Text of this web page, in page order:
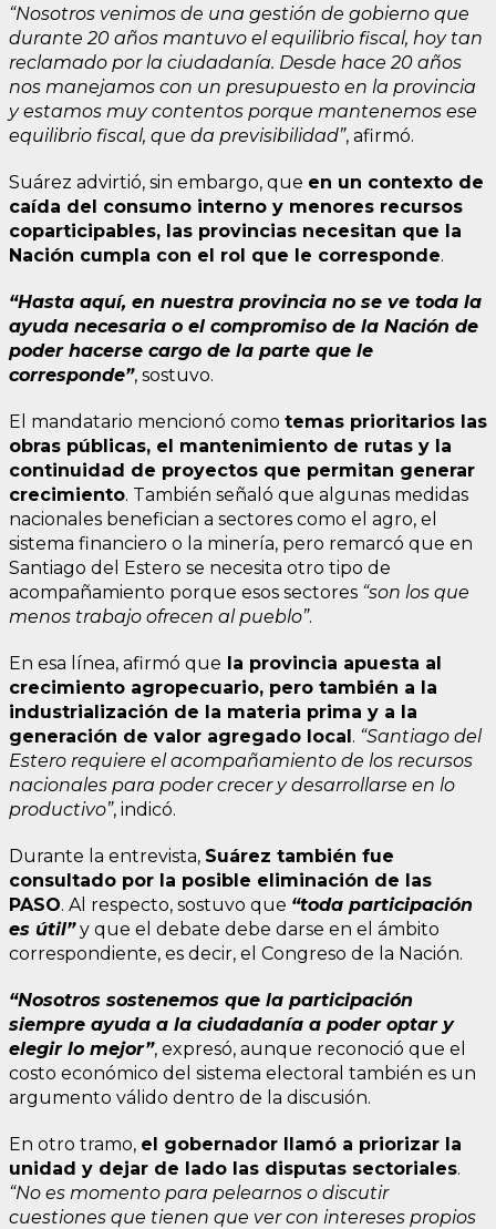
“Nosotros venimos de una gestión de gobierno que
durante 20 años mantuvo el equilibrio fiscal, hoy tan
reclamado por la ciudadanía. Desde hace 20 años
nos manejamos con un presupuesto en la provincia
y estamos muy contentos porque mantenemos ese
equilibrio fiscal, que da previsibilidad”, afirmó.
Suárez advirtió, sin embargo, que en un contexto de
caída del consumo interno y menores recursos
coparticipables, las provincias necesitan que la
Nación cumpla con el rol que le corresponde.
“Hasta aquí, en nuestra provincia no se ve toda la
ayuda necesaria o el compromiso de la Nación de
poder hacerse cargo de la parte que le
corresponde”, sostuvo.
El mandatario mencionó como temas prioritarios las
obras públicas, el mantenimiento de rutas y la
continuidad de proyectos que permitan generar
crecimiento. También señaló que algunas medidas
nacionales benefician a sectores como el agro, el
sistema financiero o la minería, pero remarcó que en
Santiago del Estero se necesita otro tipo de
acompañamiento porque esos sectores “son los que
menos trabajo ofrecen al pueblo”.
En esa línea, afirmó que la provincia apuesta al
crecimiento agropecuario, pero también a la
industrialización de la materia prima y a la
generación de valor agregado local. “Santiago del
Estero requiere el acompañamiento de los recursos
nacionales para poder crecer y desarrollarse en lo
productivo”, indicó.
Durante la entrevista, Suárez también fue
consultado por la posible eliminación de las
PASO. Al respecto, sostuvo que “toda participación
es útil”y que el debate debe darse en el ámbito
correspondiente, es decir, el Congreso de la Nación.
“Nosotros sostenemos que la participación
siempre ayuda a la ciudadanía a poder optar y
elegir lo mejor”, expresó, aunque reconoció que el
costo económico del sistema electoral también es un
argumento válido dentro de la discusión.
En otro tramo, el gobernador llamó a priorizar la
unidad y dejar de lado las disputas sectoriales.
“No es momento para pelearnos o discutir
cuestiones que tienen que ver con intereses propios